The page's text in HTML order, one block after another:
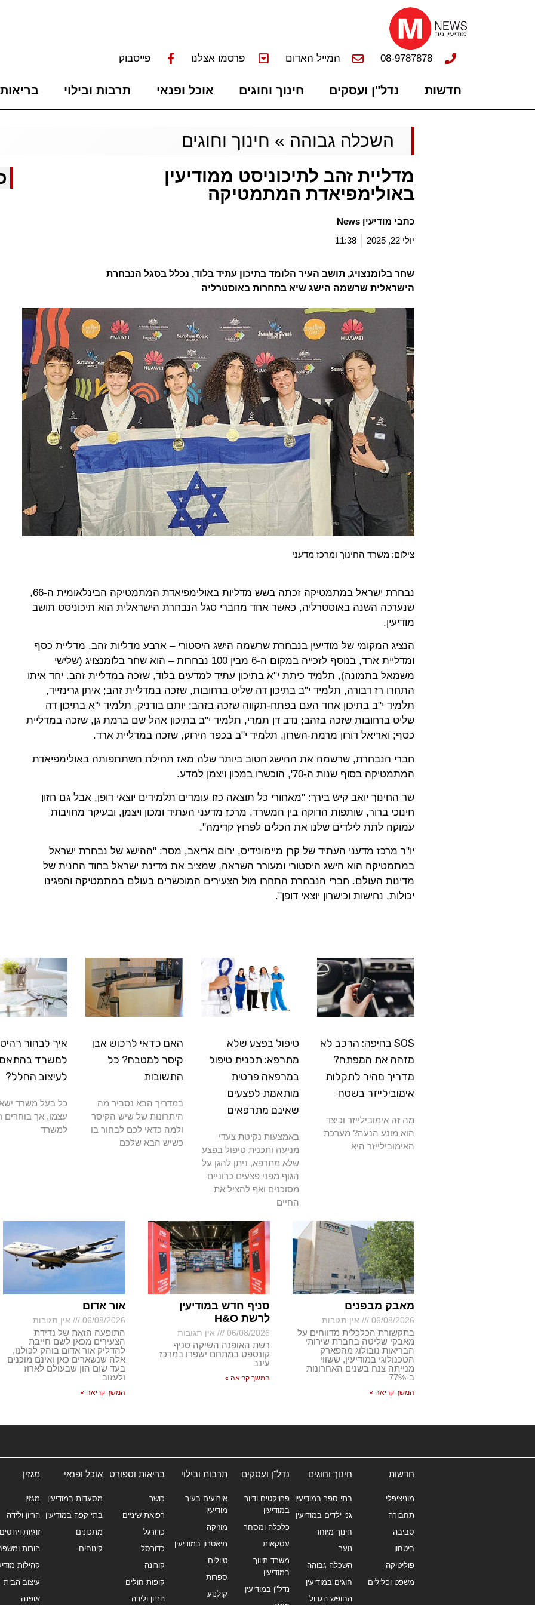
08-9787878 המייל האדום פרסמו אצלנו פייסבוק
חדשות נדל"ן ועסקים חינוך וחוגים אוכל ופנאי תרבות ובילוי
השכלה גבוהה » חינוך וחוגים
מדליית זהב לתיכוניסט ממודיעין
באולימפיאדת המתמטיקה
כתבי מודיעין News
יולי 22, 2025
11:38
שחר בלומנצויג, תושב העיר הלומד בתיכון עתיד בלוד, נכלל בסגל הנבחרת
הישראלית שרשמה הישג שיא בתחרות באוסטרליה
צילום: משרד החינוך ומרכז מדעני
נבחרת ישראל במתמטיקה זכתה בשש מדליות באולימפיאדת המתמטיקה הבינלאומית ה-66,
שנערכה השנה באוסטרליה, כאשר אחד מחברי סגל הנבחרת הישראלית הוא תיכוניסט תושב
מודיעין.
הנציג המקומי של מודיעין בנבחרת שרשמה הישג היסטורי – ארבע מדליות זהב, מדליית כסף
ומדליית ארד, בנוסף לזכייה במקום ה-6 מבין 100 נבחרות – הוא שחר בלומנצויג (שלישי
משמאל בתמונה), תלמיד כיתת י"א בתיכון עתיד למדעים בלוד, שזכה במדליית זהב. יחד איתו
התחרו רז דבורה, תלמיד י"ב בתיכון דה שליט ברחובות, שזכה במדליית זהב; איתן גרינזייד,
תלמיד י"ב בתיכון אחד העם בפתח-תקווה שזכה בזהב; יותם בודניק, תלמיד י"א בתיכון דה
שליט ברחובות שזכה בזהב; נדב דן תמרי, תלמיד י"ב בתיכון אהל שם ברמת גן, שזכה במדליית
כסף; ואריאל דורון מרמת-השרון, תלמיד י"ב בכפר הירוק, שזכה במדליית ארד.
חברי הנבחרת, שרשמה את ההישג הטוב ביותר שלה מאז תחילת השתתפותה באולימפיאדת
המתמטיקה בסוף שנות ה-70', הוכשרו במכון ויצמן למדע.
שר החינוך יואב קיש בירך: "מאחורי כל תוצאה כזו עומדים תלמידים יוצאי דופן, אבל גם חזון
חינוכי ברור, שותפות הדוקה בין המשרד, מרכז מדעני העתיד ומכון ויצמן, ובעיקר מחויבות
עמוקה לתת לילדים שלנו את הכלים לפרוץ קדימה".
יו"ר מרכז מדעני העתיד של קרן מיימונידיס, ירום אריאב, מסר: "ההישג של נבחרת ישראל
במתמטיקה הוא הישג היסטורי ומעורר השראה, שמציב את מדינת ישראל בחוד החנית של
מדינות העולם. חברי הנבחרת התחרו מול הצעירים המוכשרים בעולם במתמטיקה והפגינו
יכולות, נחישות וכישרון יוצאי דופן".
SOS בחיפה: הרכב לא
מזהה את המפתח?
מדריך מהיר לתקלות
אימובילייזר בשטח
מה זה אימובילייזר וכיצד
הוא מונע הנעה? מערכת
האימובילייזר היא
טיפול בפצע שלא
מתרפא: תכנית טיפול
במרפאה פרטית
מותאמת לפצעים
שאינם מתרפאים
באמצעות נקיטת צעדי
מניעה ותכנית טיפול בפצע
שלא מתרפא, ניתן להגן על
הגוף מפני פצעים כרוניים
מסוכנים ואף להציל את
החיים
האם כדאי לרכוש אבן
קיסר למטבח? כל
התשובות
במדריך הבא נסביר מה
היתרונות של שיש הקיסר
ולמה כדאי לכם לבחור בו
כשיש הבא שלכם
איך לבחור
למשרד
לעיצוב החלל?
כל בעל משרד
עצמו, אך בוחרים
למשרד
מאבק מבפנים
06/08/2026 אין תגובות
בתקשורת הכלכלית מדווחים על
מאבקי שליטה בחברת שירותי
הבריאות נובולוג מהפארק
הטכנולוגי במודיעין, ששווי
מנייתה צנח בשנים האחרונות
ב-77%
המשך קריאה »
סניף חדש במודיעין
לרשת H&O
06/08/2026 אין תגובות
רשת האופנה השיקה סניף
קונספט במתחם ישפרו במרכז
עינב
המשך קריאה »
אור אדום
06/08/2026 אין תגובות
התופעה הזאת של נדידת
הצעירים מכאן לשם חייבת
להדליק אור אדום בוהק לכולנו,
אלה שנשארים כאן ואינם מוכנים
בעד שום הון שבעולם לארוז
ולעזוב
המשך קריאה »
חדשות
מוניציפלי
תחבורה
סביבה
ביטחון
פוליטיקה
משפט ופלילים
חינוך וחוגים
בתי ספר במודיעין
גני ילדים במודיעין
חינוך מיוחד
נוער
השכלה גבוהה
חוגים במודיעין
החופש הגדול
נדל"ן ועסקים
פרויקטים ודיור
במודיעין
כלכלה ומסחר
עסקאות
משרד תיווך
במודיעין
נדל"ן במודיעין
תרבות ובילוי
אירועים בעיר
מודיעין
מוזיקה
תיאטרון במודיעין
טיולים
ספרות
קולנוע
בריאות וספורט
כושר
רפואת שיניים
כדורגל
כדורסל
קורונה
קופות חולים
הריון ולידה
אוכל ופנאי
מסעדות במודיעין
בתי קפה במודיעין
מתכונים
קינוחים
מגזין
מגזין
הריון ולידה
זוגיות ויחסים
הורות
קהילות
עיצוב הבית
אופנה